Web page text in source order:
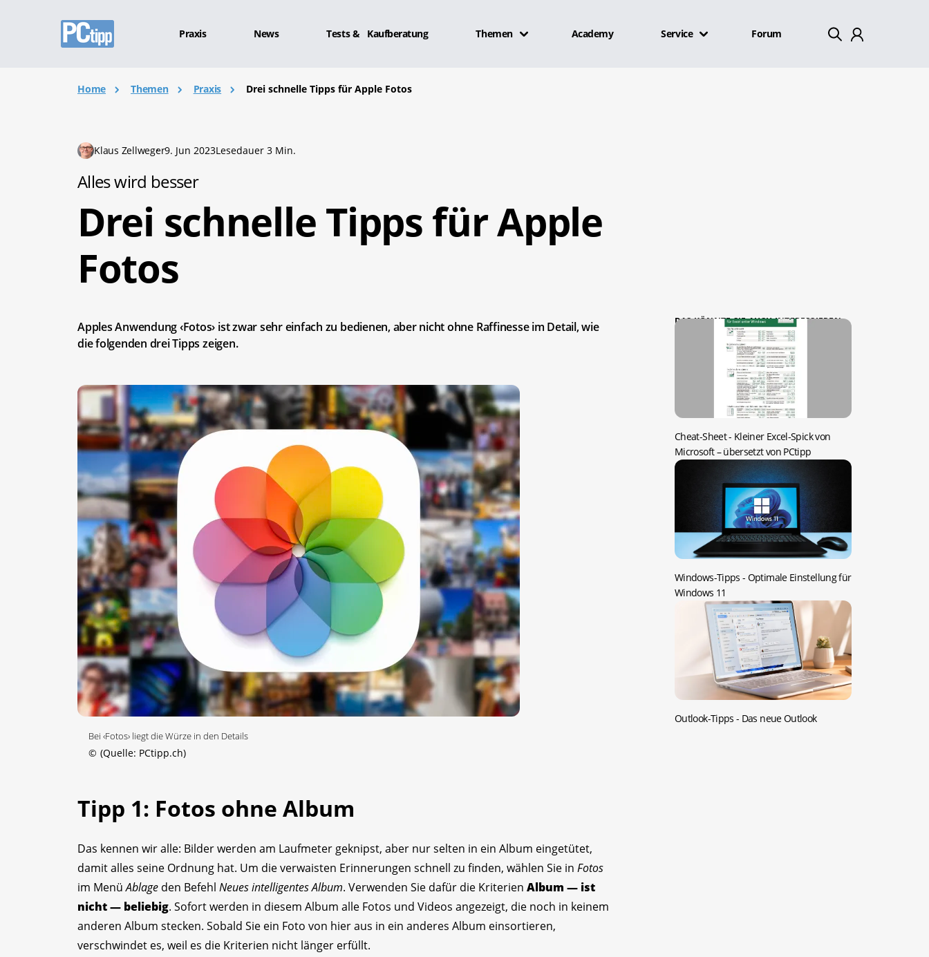
Praxis News Tests & Kaufberatung Themen Academy Service Forum
Home Themen Praxis Drei schnelle Tipps für Apple Fotos
Klaus Zellweger9. Jun 2023Lesedauer 3 Min.
Alles wird besser
Drei schnelle Tipps für Apple
Fotos
Apples Anwendung ‹Fotos› ist zwar sehr einfach zu bedienen, aber nicht ohne Raffinesse im Detail, wie
die folgenden drei Tipps zeigen.
Bei ‹Fotos› liegt die Würze in den Details
© (Quelle: PCtipp.ch)
Tipp 1: Fotos ohne Album
Das kennen wir alle: Bilder werden am Laufmeter geknipst, aber nur selten in ein Album eingetütet,
damit alles seine Ordnung hat. Um die verwaisten Erinnerungen schnell zu finden, wählen Sie in Fotos
im MenüAblage den Befehl Neues intelligentes Album. Verwenden Sie dafür die Kriterien Album — ist
nicht — beliebig. Sofort werden in diesem Album alle Fotos und Videos angezeigt, die noch in keinem
anderen Album stecken. ­Sobald Sie ein Foto von hier aus in ein anderes Album einsortieren,
verschwindet es, weil es die Kriterien nicht länger erfüllt.
DAS KÖNNTE SIE AUCH INTERESSIEREN:
Cheat-Sheet - Kleiner Excel-Spick von
Microsoft – übersetzt von PCtipp
Windows-Tipps - Optimale Einstellung für
Windows 11
Outlook-Tipps - Das neue Outlook